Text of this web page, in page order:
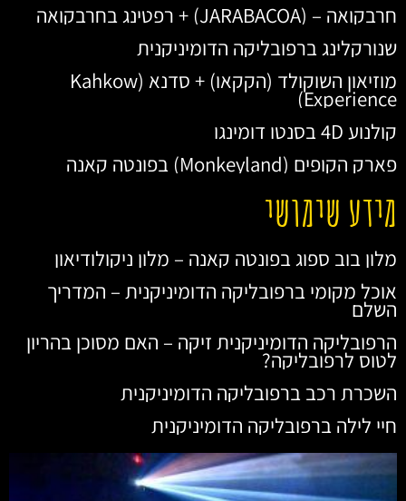
חרבקואה – (JARABACOA) + רפטינג בחרבקואה
שנורקלינג ברפובליקה הדומיניקנית
מוזיאון השוקולד (הקקאו) + סדנא (Kahkow
Experience)
קולנוע 4D בסנטו דומינגו
פארק הקופים (Monkeyland) בפונטה קאנה
מידע שימושי
מלון בוב ספוג בפונטה קאנה – מלון ניקולודיאון
אוכל מקומי ברפובליקה הדומיניקנית – המדריך
השלם
הרפובליקה הדומיניקנית זיקה – האם מסוכן בהריון
לטוס לרפובליקה?
השכרת רכב ברפובליקה הדומיניקנית
חיי לילה ברפובליקה הדומיניקנית